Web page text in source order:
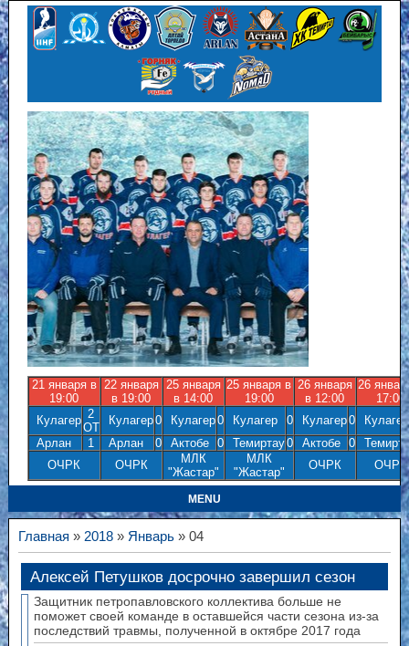
21 января в
19:00
22 января
в 19:00
25 января
в 14:00
25 января в
19:00
26 января
в 12:00
26
17:00
Кулагер 2
ОТ
Кулагер0 Кулагер0 Кулагер 0 Кулагер0
Кулагер
Арлан
1 Арлан 0 Актобе 0 Темиртау0 Актобе 0
ОЧРК
ОЧРК
МЛК
"Жастар"
МЛК
"Жастар"
ОЧРК ОЧРК
MENU
Главная » 2018» Январь» 04
Алексей Петушков досрочно завершил сезон
Защитник петропавловского коллектива больше не
поможет своей команде в оставшейся части сезона из-за
последствий травмы, полученной в октябре 2017 года